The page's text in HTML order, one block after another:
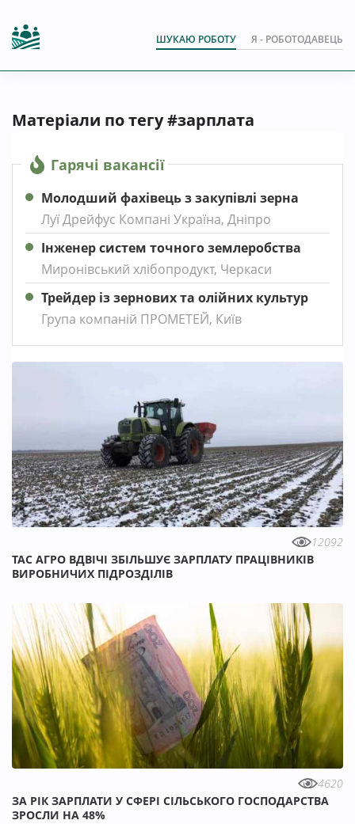
ШУКАЮ РОБОТУ Я - РОБОТОДАВЕЦЬ
Матеріали по тегу #зарплата
12092
ТАС АГРО ВДВІЧІ ЗБІЛЬШУЄ ЗАРПЛАТУ ПРАЦІВНИКІВ
ВИРОБНИЧИХ ПІДРОЗДІЛІВ
4620
ЗА РІК ЗАРПЛАТИ У СФЕРІ СІЛЬСЬКОГО ГОСПОДАРСТВА
ЗРОСЛИ НА 48%
Гарячі вакансії
Молодший фахівець з закупівлі зерна
Луї Дрейфус Компані Україна, Дніпро
Інженер систем точного землеробства
Миронівський хлібопродукт, Черкаси
Трейдер із зернових та олійних культур
Група компаній ПРОМЕТЕЙ, Київ